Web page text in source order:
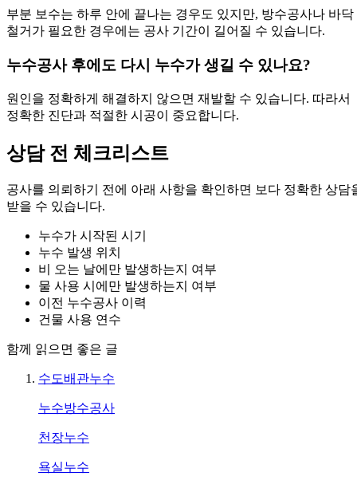
부분 보수는 하루 안에 끝나는 경우도 있지만, 방수공사나 바닥
철거가 필요한 경우에는 공사 기간이 길어질 수 있습니다.
누수공사 후에도 다시 누수가 생길 수 있나요?
원인을 정확하게 해결하지 않으면 재발할 수 있습니다. 따라서
정확한 진단과 적절한 시공이 중요합니다.
상담 전 체크리스트
공사를 의뢰하기 전에 아래 사항을 확인하면 보다 정확한 상담
받을 수 있습니다.
누수가 시작된 시기
누수 발생 위치
비 오는 날에만 발생하는지 여부
물 사용 시에만 발생하는지 여부
이전 누수공사 이력
건물 사용 연수
함께 읽으면 좋은 글
수도배관누수
누수방수공사
천장누수
욕실누수